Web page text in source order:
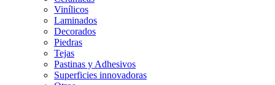
Vinílicos
Laminados
Decorados
Piedras
Tejas
Pastinas y Adhesivos
Superficies innovadoras